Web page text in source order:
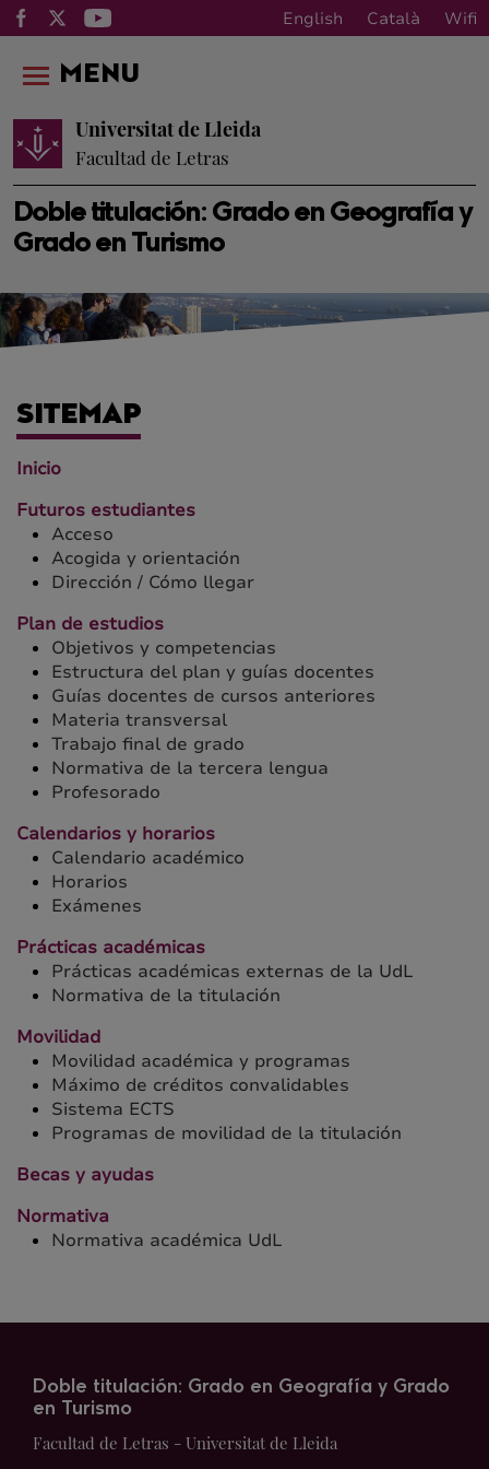
English Català Wifi
Doble titulación: Grado en Geografía y
Grado en Turismo
Universitat de Lleida
Facultad de Letras
MENU
SITEMAP
Inicio
Futuros estudiantes
Acceso
Acogida y orientación
Dirección / Cómo llegar
Plan de estudios
Objetivos y competencias
Estructura del plan y guías docentes
Guías docentes de cursos anteriores
Materia transversal
Trabajo final de grado
Normativa de la tercera lengua
Profesorado
Calendarios y horarios
Calendario académico
Horarios
Exámenes
Prácticas académicas
Prácticas académicas externas de la UdL
Normativa de la titulación
Movilidad
Movilidad académica y programas
Máximo de créditos convalidables
Sistema ECTS
Programas de movilidad de la titulación
Becas y ayudas
Normativa
Normativa académica UdL
Doble titulación: Grado en Geografía y Grado
en Turismo
Facultad de Letras - Universitat de Lleida